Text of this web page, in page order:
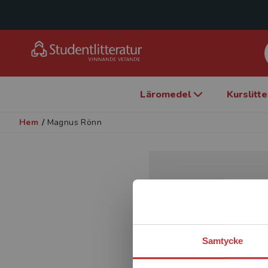
Samtycke
Läromedel
Hem / Magnus Rönn